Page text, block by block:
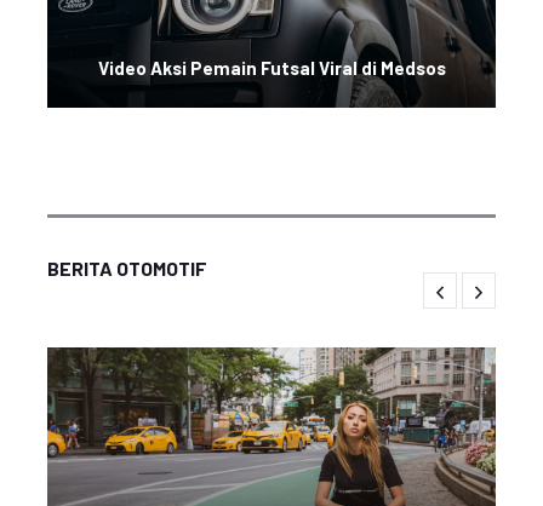
Video Aksi Pemain Futsal Viral di Medsos
BERITA OTOMOTIF